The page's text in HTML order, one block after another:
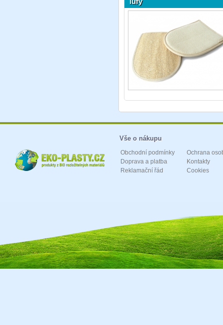
Vše o nákupu
Obchodní podmínky
Doprava a platba
Reklamační řád
Ochrana
Kontakty
Cookies